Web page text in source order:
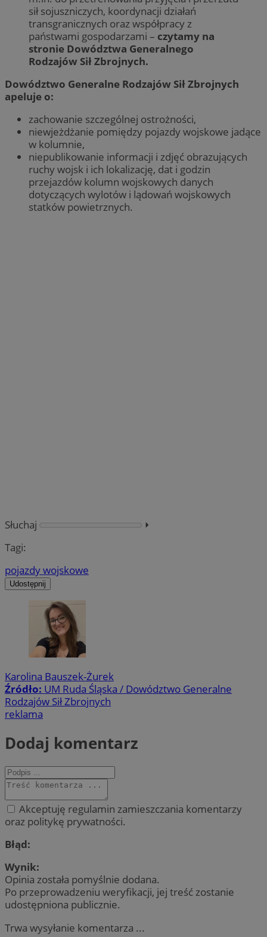
sił sojuszniczych, koordynacji działań
transgranicznych oraz współpracy z
państwami gospodarzami – czytamy na
stronie Dowództwa Generalnego
Rodzajów Sił Zbrojnych.
Dowództwo Generalne Rodzajów Sił Zbrojnych
apeluje o:
zachowanie szczególnej ostrożności,
niewjeżdżanie pomiędzy pojazdy wojskowe jadące
w kolumnie,
niepublikowanie informacji i zdjęć obrazujących
ruchy wojsk i ich lokalizację, dat i godzin
przejazdów kolumn wojskowych danych
dotyczących wylotów i lądowań wojskowych
statków powietrznych.
Słuchaj
⏵︎
Tagi:
pojazdy wojskowe
Udostępnij
Karolina Bauszek-Żurek
Źródło: UM Ruda Śląska / Dowództwo Generalne
Rodzajów Sił Zbrojnych
reklama
Dodaj komentarz
Akceptuję regulamin zamieszczania komentarzy
oraz politykę prywatności.
Błąd:
Wynik:
Opinia została pomyślnie dodana.
Po przeprowadzeniu weryfikacji, jej treść zostanie
udostępniona publicznie.
Trwa wysyłanie komentarza ...